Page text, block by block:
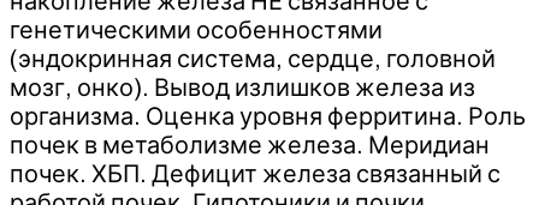
генетическими особенностями
(эндокринная система, сердце, головной
мозг, онко). Вывод излишков железа из
организма. Оценка уровня ферритина. Роль
почек в метаболизме железа. Меридиан
почек. ХБП. Дефицит железа связанный с